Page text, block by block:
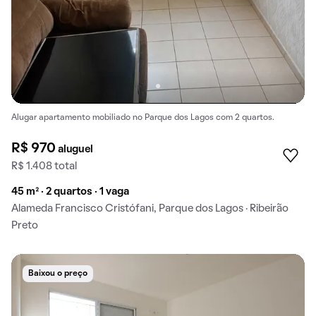
Alugar apartamento mobiliado no Parque dos Lagos com 2 quartos.
R$ 970aluguel
R$ 1.408 total
45 m² · 2 quartos · 1 vaga
Alameda Francisco Cristófani, Parque dos Lagos · Ribeirão
Preto
Baixou o preço